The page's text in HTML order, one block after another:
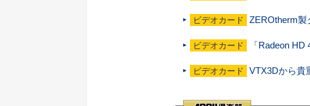
ビデオカード ZEROtherm製
ビデオカード 「Radeon
ビデオカード VTX3Dから貴